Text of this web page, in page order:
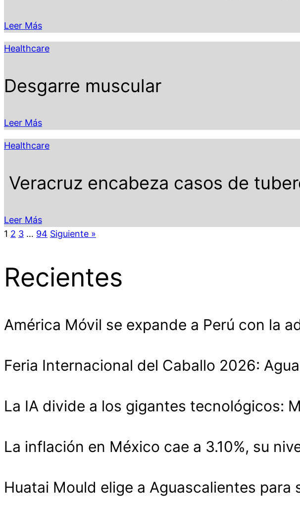
Leer Más
Healthcare
Desgarre muscular
Leer Más
Healthcare
Veracruz encabeza casos de
Leer Más
1 2 3 … 94 Siguiente »
Recientes
América Móvil se expande a Perú con la
Feria Internacional del Caballo 2026:
La IA divide a los gigantes tecnológicos:
La inflación en México cae a 3.10%, su
Huatai Mould elige a Aguascalientes para